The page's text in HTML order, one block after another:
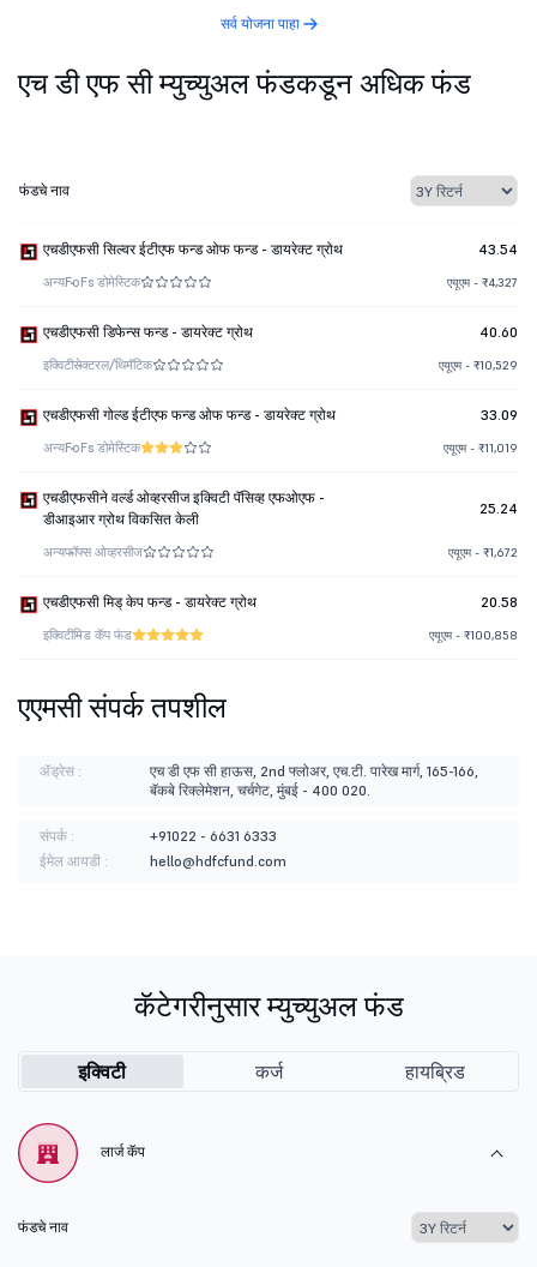
सर्व योजना पाहा
एच डी एफ सी म्युच्युअल फंडकडून अधिक फंड
फंडचे नाव
एचडीएफसी सिल्वर ईटीएफ फन्ड ओफ फन्ड - डायरेक्ट ग्रोथ 43.54
अन्यFoFs डोमेस्टिक एयूएम - ₹4,327
एचडीएफसी डिफेन्स फन्ड - डायरेक्ट ग्रोथ 40.60
इक्विटीसेक्टरल/थिमॅटिक एयूएम - ₹10,529
एचडीएफसी गोल्ड ईटीएफ फन्ड ओफ फन्ड - डायरेक्ट ग्रोथ 33.09
अन्यFoFs डोमेस्टिक एयूएम - ₹11,019
एचडीएफसीने वर्ल्ड ओव्हरसीज इक्विटी पॅसिव्ह एफओएफ -
डीआइआर ग्रोथ विकसित केली
25.24
अन्यफॉफ्स ओव्हरसीज एयूएम - ₹1,672
एचडीएफसी मिड् केप फन्ड - डायरेक्ट ग्रोथ 20.58
इक्विटीमिड कॅप फंड एयूएम - ₹100,858
एएमसी संपर्क तपशील
ॲड्रेस :
एच डी एफ सी हाऊस, 2nd फ्लोअर, एच.टी. पारेख मार्ग, 165-166,
बॅकबे रिक्लेमेशन, चर्चगेट, मुंबई - 400 020.
संपर्क :
+91022 - 6631 6333
ईमेल आयडी :
hello@hdfcfund.com
कॅटेगरीनुसार म्युच्युअल फंड
इक्विटी कर्ज हायब्रिड
लार्ज कॅप
फंडचे नाव